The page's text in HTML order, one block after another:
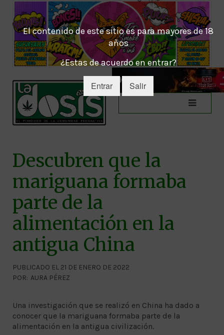
El contenido de este sitio es para mayores de 18
años
¿Estas de acuerdo en entrar?
Entrar Salir
Descubren que la
mariguana formaba
parte de la
alimentación en la
antigua China
PUBLICADO EL 21 DE ENERO DE 2022
POR: AURA PÉREZ
Una investigación que se realizó en China ha dado a
conocer que la mariguana formaba parte de la
alimentación en la antigua civilización.